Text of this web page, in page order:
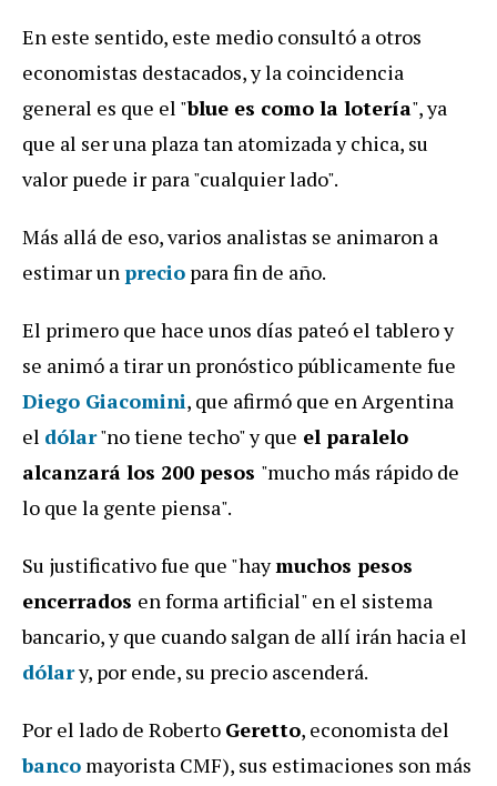
En este sentido, este medio consultó a otros
economistas destacados, y la coincidencia
general es que el "blue es como la lotería", ya
que al ser una plaza tan atomizada y chica, su
valor puede ir para "cualquier lado".
Más allá de eso, varios analistas se animaron a
estimar unprecio para fin de año.
El primero que hace unos días pateó el tablero y
se animó a tirar un pronóstico públicamente fue
Diego Giacomini, que afirmó que en Argentina
el dólar"no tiene techo" y que el paralelo
alcanzará los 200 pesos "mucho más rápido de
lo que la gente piensa".
Su justificativo fue que "haymuchos pesos
encerrados en forma artificial" en el sistema
bancario, y que cuando salgan de allí irán hacia el
dólary, por ende, su precio ascenderá.
Por el lado de Roberto Geretto, economista del
banco mayorista CMF), sus estimaciones son más